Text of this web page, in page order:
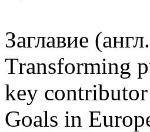
Заглавие
Transforming
key
Goals in